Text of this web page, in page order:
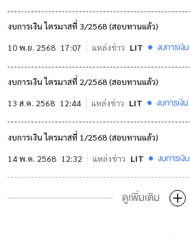
งบการเงิน ไตรมาสที่ 3/2568 (สอบทานแล้ว)
10 พ.ย. 2568 17:07 แหล่งข่าว LIT งบการเงิน
งบการเงิน ไตรมาสที่ 2/2568 (สอบทานแล้ว)
13 ส.ค. 2568 12:44 แหล่งข่าว LIT งบการเงิน
งบการเงิน ไตรมาสที่ 1/2568 (สอบทานแล้ว)
14 พ.ค. 2568 12:32 แหล่งข่าว LIT งบการเงิน
ดูเพิ่มเติม